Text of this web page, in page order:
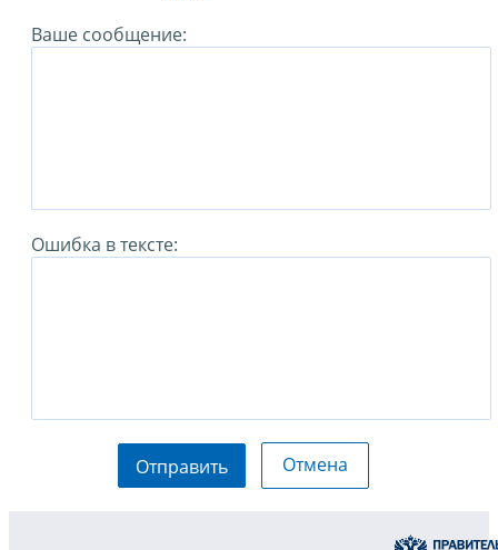
Ваше сообщение:
Ошибка в тексте:
Отправить Отмена